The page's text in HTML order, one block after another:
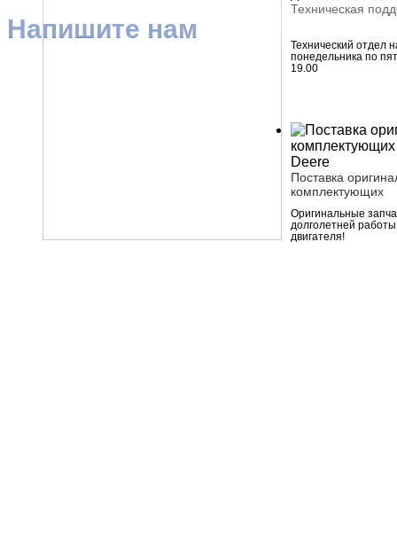
Техническая
Технический отдел
понедельника по
19.00
Поставка
комплектующих
Оригинальные
долголетней
двигателя!
Напишите нам